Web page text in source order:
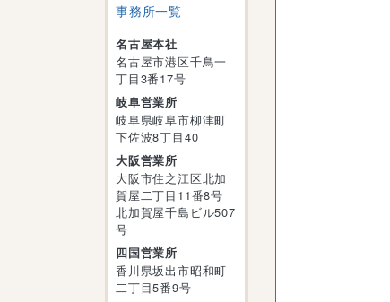
事務所一覧
名古屋本社
名古屋市港区千鳥一
丁目3番17号
岐阜営業所
岐阜県岐阜市柳津町
下佐波8丁目40
大阪営業所
大阪市住之江区北加
賀屋二丁目11番8号
北加賀屋千島ビル507
号
四国営業所
香川県坂出市昭和町
二丁目5番9号